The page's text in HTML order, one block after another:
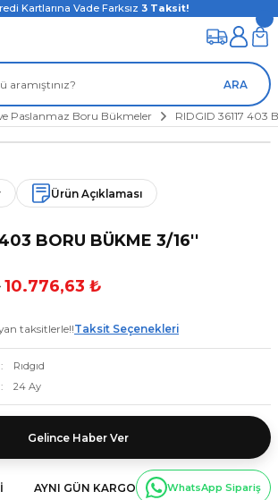
Kartlarına Vade Farksız 3 Taksit!
ARA
Paslanmaz Boru Bükmeler RIDGID 36117 403
Ürün Açıklaması
BORU BÜKME 3/16''
10.776,63 ₺
taksitlerle!!Taksit Seçenekleri
Rıdgıd
24 Ay
Gelince Haber Ver
AYNI GÜN KARGO WhatsApp Sipariş